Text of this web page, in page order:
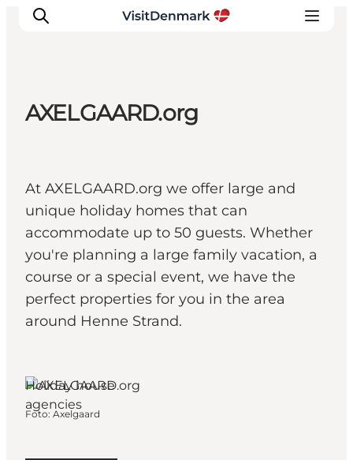
Cosa fare
Dove dormire
Pianifica il viaggio
AXELGAARD.org
At AXELGAARD.org we offer large and
unique holiday homes that can
accommodate up to 50 guests. Whether
you're planning a large family vacation, a
course or a special event, we have the
perfect properties for you in the area
around Henne Strand.
Holiday house
agencies
Foto: Axelgaard